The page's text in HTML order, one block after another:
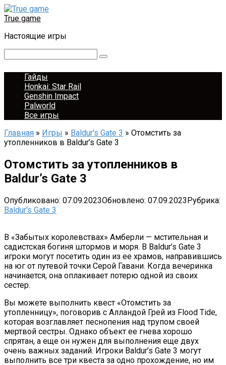
Перейти
к
True game
Настоящие игры
Гайды
Honkai: Star Rail
Genshin Impact
Palworld
Все игры
Главная » Игры » Baldur's Gate 3 » Отомстить за
утопленников в Baldur’s Gate 3
Отомстить за утопленников в
Baldur’s Gate 3
Опубликовано: 07.09.2023Обновлено: 07.09.2023Рубрика:
Baldur's Gate 3
В «Забытых королевствах» Амберли — мстительная и
садистская богиня штормов и моря. В Baldur’s Gate 3
игроки могут посетить один из ее храмов, направившись
на юг от путевой точки Серой Гавани. Когда вечеринка
начинается, она оплакивает потерю одной из своих
сестер.
Вы можете выполнить квест «Отомстить за
утопленницу», поговорив с Алландой Грей из Flood Tide,
которая возглавляет песнопения над трупом своей
мертвой сестры. Однако объект ее гнева хорошо
спрятан, а еще он нужен для выполнения еще двух
очень важных заданий. Игроки Baldur’s Gate 3 могут
выполнить все три квеста за одно прохождение, но им